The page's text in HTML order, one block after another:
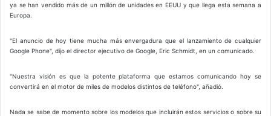
ya se han vendido más de un millón de unidades en EEUU y que llega esta semana a
Europa.
"El anuncio de hoy tiene mucha más envergadura que el lanzamiento de cualquier
Google Phone", dijo el director ejecutivo de Google, Eric Schmidt, en un comunicado.
"Nuestra visión es que la potente plataforma que estamos comunicando hoy se
convertirá en el motor de miles de modelos distintos de teléfono", añadió.
Nada se sabe de momento sobre los modelos que incluirán estos servicios o sobre su